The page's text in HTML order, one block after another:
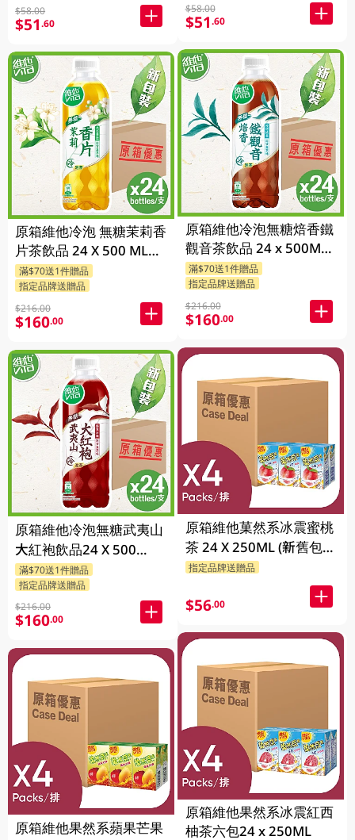
$58.00
$51.60
原箱維他冷泡 無糖茉莉香
片茶飲品 24 X 500 ML
(新舊包裝隨機發貨)
滿$70送1件贈品
指定品牌送贈品
$216.00
$160.00
原箱維他冷泡無糖武夷山
大紅袍飲品24 X 500
ML(新舊包裝隨機發貨)
滿$70送1件贈品
指定品牌送贈品
$216.00
$160.00
原箱維他果然系蘋果芒果
$58.00
$51.60
原箱維他冷泡無糖焙香鐵
觀音茶飲品 24 x 500ML
(新舊包裝隨機發貨)
滿$70送1件贈品
指定品牌送贈品
$216.00
$160.00
原箱維他菓然系冰震蜜桃
茶 24 X 250ML (新舊包裝
隨機發貨)
指定品牌送贈品
$56.00
原箱維他果然系冰震紅西
柚茶六包24 x 250ML